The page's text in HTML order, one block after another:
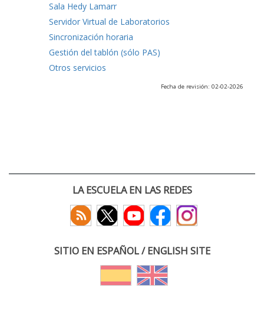
Sala Hedy Lamarr
Servidor Virtual de Laboratorios
Sincronización horaria
Gestión del tablón (sólo PAS)
Otros servicios
Fecha de revisión: 02-02-2026
LA ESCUELA EN LAS REDES
SITIO EN ESPAÑOL / ENGLISH SITE